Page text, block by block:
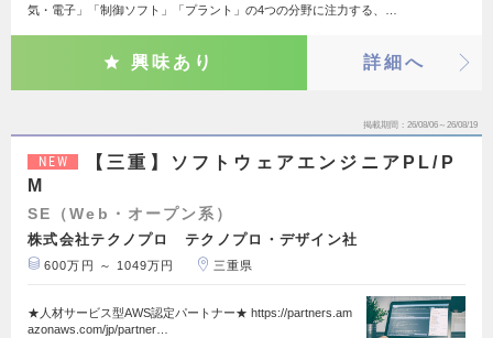
気・電子」「制御ソフト」「プラント」の4つの分野に注力する、…
興味あり 詳細へ
掲載期間 26/08/06～26/08/19
NEW
【三重】ソフトウェアエンジニアPL/P
M
SE（Web・オープン系）
株式会社テクノプロ テクノプロ・デザイン社
600万円 ～ 1049万円 三重県
★人材サービス型AWS認定パートナー★ https://partners.am
azonaws.com/jp/partner…